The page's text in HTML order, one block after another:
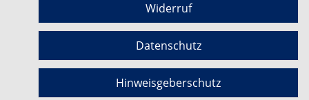
Widerruf
Datenschutz
Hinweisgeberschutz